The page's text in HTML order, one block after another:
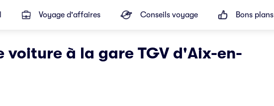
Voyage d'affaires Conseils voyage Bons plans
voiture à la gare TGV d'Aix-en-